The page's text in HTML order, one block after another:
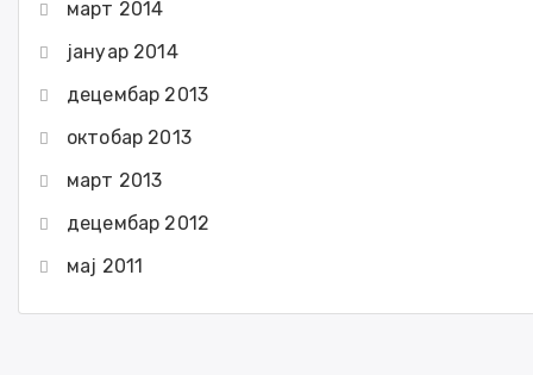
март 2014
јануар 2014
децембар 2013
октобар 2013
март 2013
децембар 2012
мај 2011